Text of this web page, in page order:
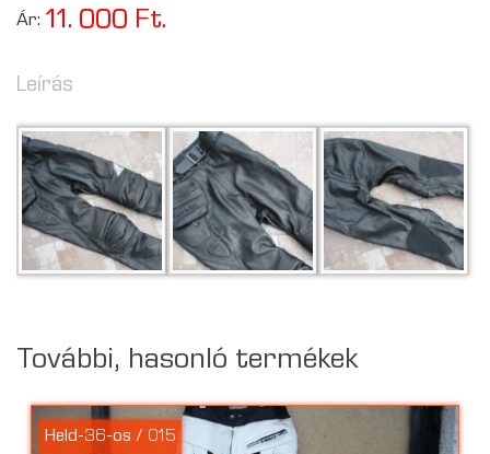
Ár: 11. 000 Ft.
Leírás
További, hasonló termékek
Held-36-os / 015